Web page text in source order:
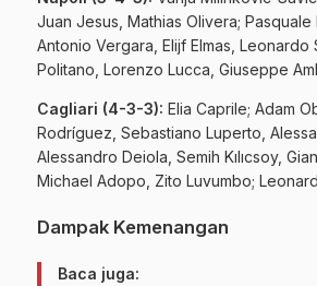
Juan Jesus, Mathias Olivera; Pasquale
Antonio Vergara, Elijf Elmas, Leonardo
Politano, Lorenzo Lucca, Giuseppe
Cagliari (4-3-3): Elia Caprile; Adam
Rodríguez, Sebastiano Luperto,
Alessandro Deiola, Semih Kılıcsoy,
Michael Adopo, Zito Luvumbo;
Dampak Kemenangan
Baca juga: